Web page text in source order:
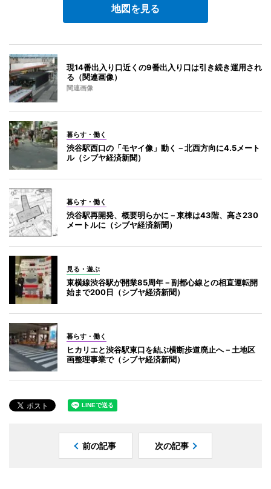
地図を見る
現14番出入り口近くの9番出入り口は引き続き運用され
る（関連画像）
関連画像
暮らす・働く
渋谷駅西口の「モヤイ像」動く－北西方向に4.5メート
ル（シブヤ経済新聞）
暮らす・働く
渋谷駅再開発、概要明らかに－東棟は43階、高さ230
メートルに（シブヤ経済新聞）
見る・遊ぶ
東横線渋谷駅が開業85周年－副都心線との相直運転開
始まで200日（シブヤ経済新聞）
暮らす・働く
ヒカリエと渋谷駅東口を結ぶ横断歩道廃止へ－土地区
画整理事業で（シブヤ経済新聞）
前の記事 次の記事